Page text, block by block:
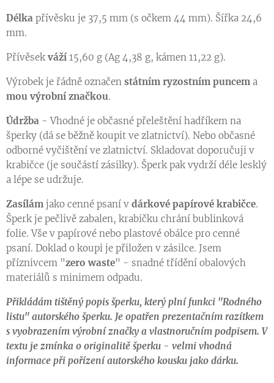
Délka přívěsku je 37,5 mm (s očkem 44 mm). Šířka 24,6
mm.
Přívěsekváží 15,60 g (Ag 4,38 g, kámen 11,22 g).
Výrobek je řádně označen státním ryzostním puncem a
mou výrobní značkou.
Údržba - Vhodné je občasné přeleštění hadříkem na
šperky (dá se běžně koupit ve zlatnictví). Nebo občasné
odborné vyčištění ve zlatnictví. Skladovat doporučuji v
krabičce (je součástí zásilky). Šperk pak vydrží déle lesklý
a lépe se udržuje.
Zasílám jako cenné psaní v dárkové papírové krabičce.
Šperk je pečlivě zabalen, krabičku chrání bublinková
folie. Vše v papírové nebo plastové obálce pro cenné
psaní. Doklad o koupi je přiložen v zásilce. Jsem
příznivcem "zero waste" - snadné třídění obalových
materiálů s minimem odpadu.
Přikládám tištěný popis šperku, který plní funkci "Rodného
listu" autorského šperku. Je opatřen prezentačním razítkem
s vyobrazením výrobní značky a vlastnoručním podpisem. V
textu je zmínka o originalitě šperku - velmi vhodná
informace při pořízení autorského kousku jako dárku.